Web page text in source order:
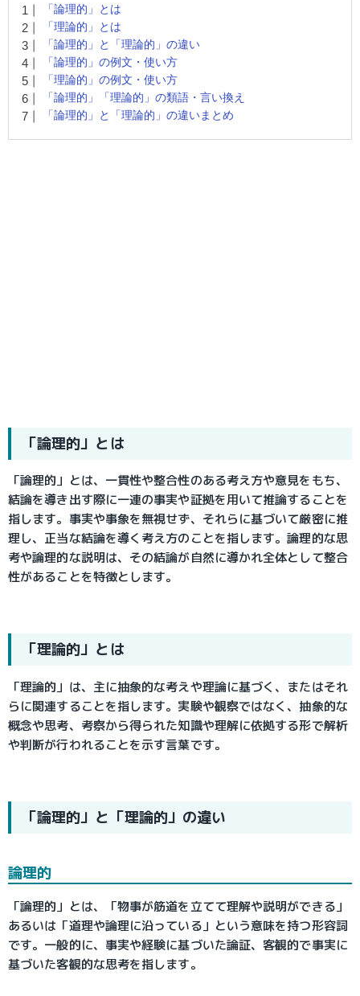
「論理的」とは
「理論的」とは
「論理的」と「理論的」の違い
「論理的」の例文・使い方
「理論的」の例文・使い方
「論理的」「理論的」の類語・言い換え
「論理的」と「理論的」の違いまとめ
「論理的」とは
「論理的」とは、一貫性や整合性のある考え方や意見をもち、
結論を導き出す際に一連の事実や証拠を用いて推論することを
指します。事実や事象を無視せず、それらに基づいて厳密に推
理し、正当な結論を導く考え方のことを指します。論理的な思
考や論理的な説明は、その結論が自然に導かれ全体として整合
性があることを特徴とします。
「理論的」とは
「理論的」は、主に抽象的な考えや理論に基づく、またはそれ
らに関連することを指します。実験や観察ではなく、抽象的な
概念や思考、考察から得られた知識や理解に依拠する形で解析
や判断が行われることを示す言葉です。
「論理的」と「理論的」の違い
論理的
「論理的」とは、「物事が筋道を立てて理解や説明ができる」
あるいは「道理や論理に沿っている」という意味を持つ形容詞
です。一般的に、事実や経験に基づいた論証、客観的で事実に
基づいた客観的な思考を指します。